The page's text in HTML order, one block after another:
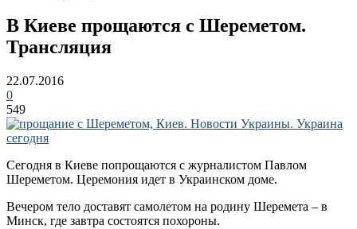
В Киеве прощаются с Шереметом.
Трансляция
22.07.2016
0
549
Сегодня в Киеве попрощаются с журналистом Павлом
Шереметом. Церемония идет в Украинском доме.
Вечером тело доставят самолетом на родину Шеремета – в
Минск, где завтра состоятся похороны.